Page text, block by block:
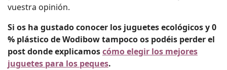
vuestra opinión.
Si os ha gustado conocer los juguetes ecológicos y 0
% plástico de Wodibow tampoco os podéis perder el
post donde explicamoscómo elegir los mejores
juguetes para los peques.